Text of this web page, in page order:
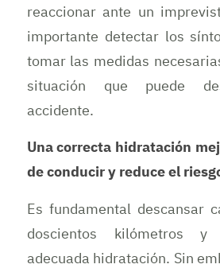
reaccionar ante un
importante detectar los
tomar las medidas
situación que puede
accidente.
Una correcta hidratación
de conducir y reduce el
Es fundamental descansar
doscientos kilómetros y
adecuada hidratación. Sin